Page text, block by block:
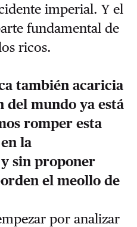
imperial. Y el
fundamental de
ricos.
también acaricia
del mundo ya está
romper esta
la
sin proponer
el meollo de
por analizar